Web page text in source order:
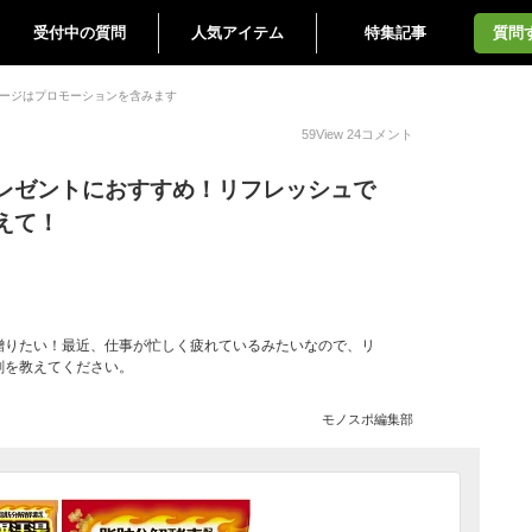
受付中の質問 人気アイテム 特集記事 質問
ジはプロモーションを含みます
59View 24コメント
ゼントにおすすめ！リフレッシュで
て！
たい！最近、仕事が忙しく疲れているみたいなので、リ
教えてください。
モノスポ編集部